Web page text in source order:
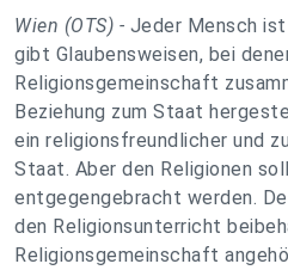
Wien (OTS) - Jeder Mensch
gibt Glaubensweisen, bei
Religionsgemeinschaft
Beziehung zum Staat
ein religionsfreundlicher und
Staat. Aber den Religionen
entgegengebracht werden.
den Religionsunterricht
Religionsgemeinschaft